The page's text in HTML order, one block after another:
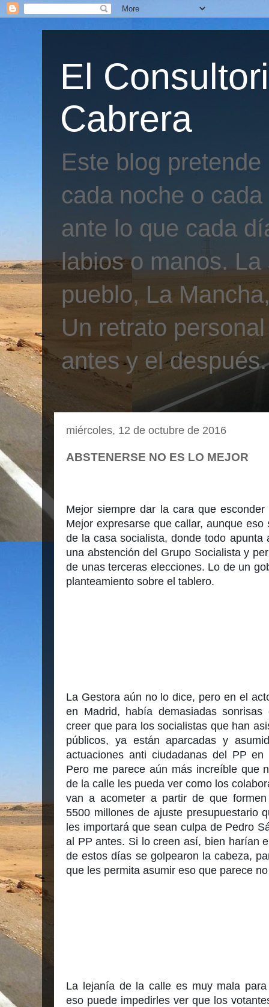
El
Cabrera
Este blog
cada noche o
ante lo que cada
labios o manos.
pueblo, La
Un retrato
antes y el después.
miércoles, 12 de octubre de 2016
ABSTENERSE NO ES LO MEJOR
Mejor siempre dar la cara que
Mejor expresarse que callar, aunque
de la casa socialista, donde todo apunta
una abstención del Grupo Socialista y
de unas terceras elecciones. Lo de un
planteamiento sobre el tablero.
La Gestora aún no lo dice, pero en el
en Madrid, había demasiadas
creer que para los socialistas que han
públicos, ya están aparcadas y
actuaciones anti ciudadanas del PP
Pero me parece aún más increíble que
de la calle les pueda ver como los
van a acometer a partir de que
5500 millones de ajuste presupuestario
les importará que sean culpa de Pedro
al PP antes. Si lo creen así, bien harían
de estos días se golpearon la cabeza,
que les permita asumir eso que parece
La lejanía de la calle es muy mala
eso puede impedirles ver que los